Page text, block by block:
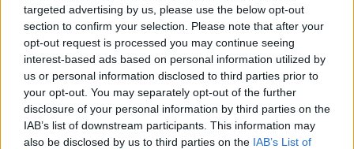
targeted advertising by us, please use the below opt-out
section to confirm your selection. Please note that after your
opt-out request is processed you may continue seeing
interest-based ads based on personal information utilized by
us or personal information disclosed to third parties prior to
your opt-out. You may separately opt-out of the further
disclosure of your personal information by third parties on the
IAB’s list of downstream participants. This information may
also be disclosed by us to third parties on the IAB’s List of
19
30 651 visningar57 kommentarer
157
30 dec. 16
Saab 96 GL Jubileum"Astrid"
(1980)
ObscureSwede69
32 023 visningar91 kommentarer
119
19 sept. 10